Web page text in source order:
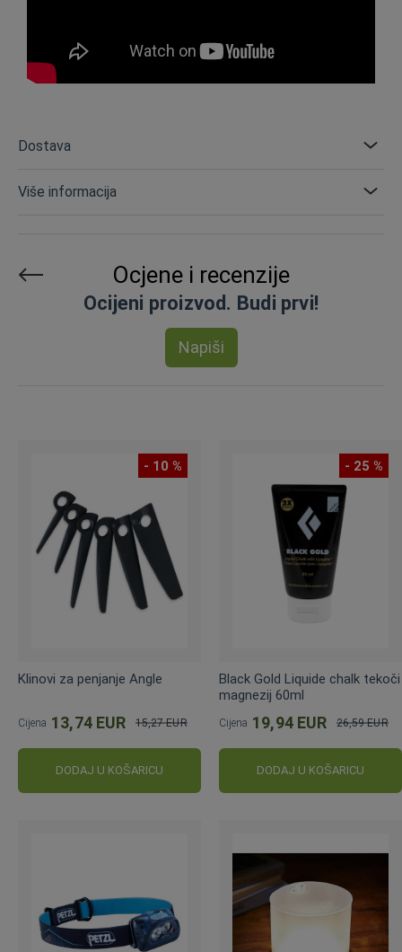
Dostava
Više informacija
Ocjene i recenzije
Ocijeni proizvod. Budi prvi!
Napiši
- 10 %
Klinovi za penjanje Angle
Cijena 13,74 EUR
cijena
15,27 EUR
DODAJ U KOŠARICU
- 25 %
Black Gold Liquide chalk tekoči
magnezij 60ml
Cijena 19,94 EUR
cijena
26,59 EUR
DODAJ U KOŠARICU